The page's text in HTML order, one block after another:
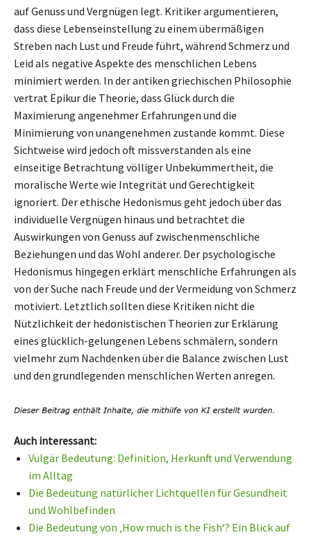
auf Genuss und Vergnügen legt. Kritiker argumentieren,
dass diese Lebenseinstellung zu einem übermäßigen
Streben nach Lust und Freude führt, während Schmerz und
Leid als negative Aspekte des menschlichen Lebens
minimiert werden. In der antiken griechischen Philosophie
vertrat Epikur die Theorie, dass Glück durch die
Maximierung angenehmer Erfahrungen und die
Minimierung von unangenehmen zustande kommt. Diese
Sichtweise wird jedoch oft missverstanden als eine
einseitige Betrachtung völliger Unbekümmertheit, die
moralische Werte wie Integrität und Gerechtigkeit
ignoriert. Der ethische Hedonismus geht jedoch über das
individuelle Vergnügen hinaus und betrachtet die
Auswirkungen von Genuss auf zwischenmenschliche
Beziehungen und das Wohl anderer. Der psychologische
Hedonismus hingegen erklärt menschliche Erfahrungen als
von der Suche nach Freude und der Vermeidung von Schmerz
motiviert. Letztlich sollten diese Kritiken nicht die
Nützlichkeit der hedonistischen Theorien zur Erklärung
eines glücklich-gelungenen Lebens schmälern, sondern
vielmehr zum Nachdenken über die Balance zwischen Lust
und den grundlegenden menschlichen Werten anregen.
Auch interessant:
Vulgär Bedeutung: Definition, Herkunft und Verwendung
im Alltag
Die Bedeutung natürlicher Lichtquellen für Gesundheit
und Wohlbefinden
Die Bedeutung von ‚How much is the Fish‘? Ein Blick auf